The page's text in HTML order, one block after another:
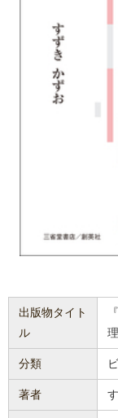
出版物タイト
ル
理
分類
著者